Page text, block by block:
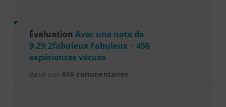
Évaluation Avec une note de
9.29,2fabuleux Fabuleux · 456
expériences vécues
Basé sur456 commentaires